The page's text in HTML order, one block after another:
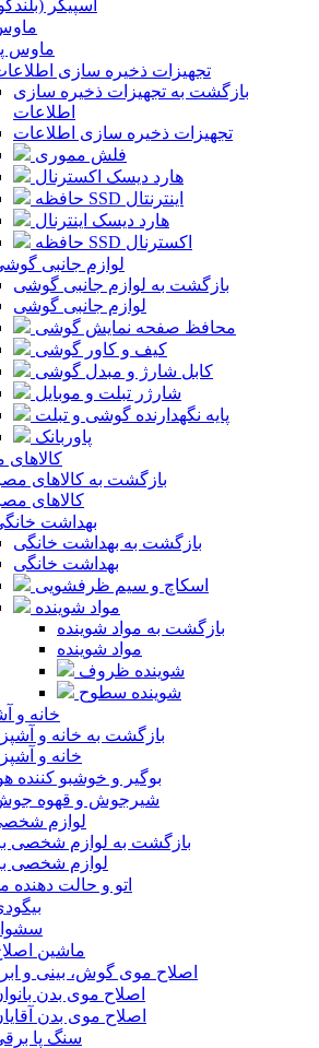
اسپیکر
ماوس
تجهیزات ذخیره سازی
بازگشت به تجهیزات ذخیره سازی
اطلاعات
تجهیزات ذخیره سازی اطلاعات
فلش مموری
هارد دیسک اکسترنال
حافظه SSD اینترنتال
هارد دیسک اینترنال
حافظه SSD اکسترنال
لوازم جانبی
بازگشت به لوازم جانبی گوشی
لوازم جانبی گوشی
محافظ صفحه نمایش گوشی
کیف و کاور گوشی
کابل شارژ و مبدل گوشی
شارژر تبلت و موبایل
پایه نگهدارنده گوشی و تبلت
پاوربانک
بازگشت به کالاهای
کالاهای
بهداشت
بازگشت به بهداشت خانگی
بهداشت خانگی
اسکاچ و سیم ظرفشویی
مواد شوینده
بازگشت به مواد شوینده
مواد شوینده
شوینده ظروف
شوینده سطوح
خانه و
بازگشت به خانه و
خانه و
بوگیر و خوشبو کننده
شیرجوش و قهوه
لوازم
بازگشت به لوازم شخصی
لوازم شخصی
اتو و حالت دهنده
ماشین
اصلاح موی گوش، بینی و
اصلاح موی بدن
اصلاح موی بدن
سنگ پا